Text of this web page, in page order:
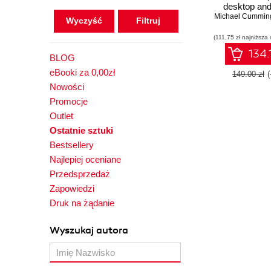
Wyczyść
BLOG
eBooki za 0,00zł
Nowości
Promocje
Outlet
Ostatnie sztuki
Bestsellery
Najlepiej oceniane
Przedsprzedaż
Zapowiedzi
Druk na żądanie
Wyszukaj autora
desktop
apps from
Studio
Michael
(111,75 zł
149.00 zł